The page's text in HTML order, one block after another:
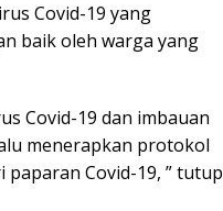
Covid-19 yang
baik oleh warga yang
Covid-19 dan imbauan
menerapkan protokol
Covid-19, ” tutup